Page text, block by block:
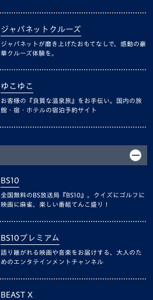
ジャパネットクルーズ
ジャパネットが磨き上げたおもてなしで、感動の豪
華クルーズ体験を。
ゆこゆこ
お客様の『良質な温泉旅』をお手伝い。国内の旅
館・宿・ホテルの宿泊予約サイト
BS10
全国無料のBS放送局『BS10』。クイズにゴルフに
映画に麻雀、楽しい番組てんこ盛り！
BS10プレミアム
語り継がれる映画や音楽をお届けする、大人のた
めのエンタテインメントチャンネル
BEAST X